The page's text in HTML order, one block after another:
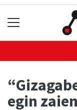
egin